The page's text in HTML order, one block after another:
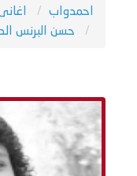
احمدواب
حسن البرنس